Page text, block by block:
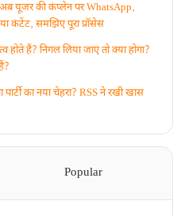
यूजर की कंप्लेन पर WhatsApp‚
कंटेंट‚ समझिए पूरा प्रॉसेस
हैं? निगल लिया जाए तो क्या होगा?
का नया चेहरा? RSS ने रखी खास
Popular